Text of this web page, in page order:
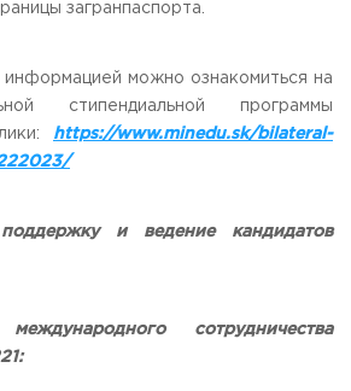
загранпаспорта.
можно ознакомиться на
стипендиальной программы
https://www.minedu.sk/bilateral-
поддержку и ведение кандидатов
сотрудничества